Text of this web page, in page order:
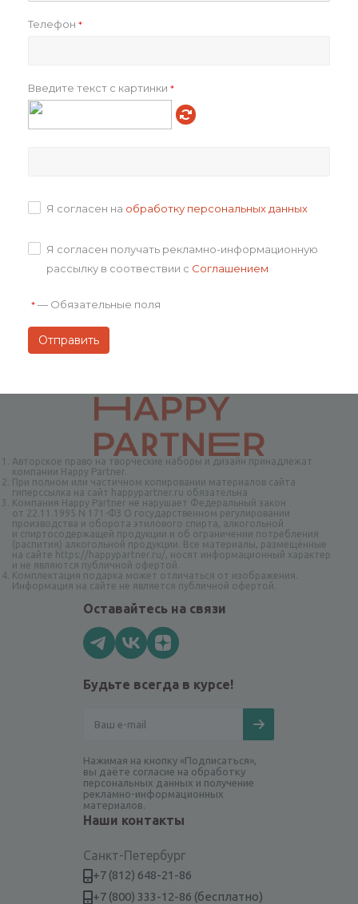
Объем в упаковке, см3
Как купить
Отзывы
Авторское право на творческие наборы и дизайн принадлежат
компании Happy Partner.
При полном или частичном копировании материалов сайта
гиперссылка на сайт happypartner.ru обязательна
Компания Happy Partner не нарушает Федеральный закон
от 22.11.1995 N 171-ФЗ О государственном регулировании
производства и оборота этилового спирта, алкогольной
и спиртосодержащей продукции и об ограничении потребления
(распития) алкогольной продукции. Все материалы, размещённые
на сайте https://happypartner.ru/, носят информационный характер
и не являются публичной офертой.
Комплектация подарка может отличаться от изображения.
Информация на сайте не является публичной офертой.
Оставайтесь на связи
Будьте всегда в курсе!
Нажимая на кнопку «Подписаться»,
вы даёте согласие на обработку
персональных данных и получение
рекламно-информационных
материалов.
Наши контакты
Санкт-Петербург
+7 (812) 648-21-86
+7 (800) 333-12-86 (бесплатно)
Телефон *
Введите текст с картинки *
Я согласен на обработку персональных данных
Я согласен получать рекламно-информационную
рассылку в соотвествии с Соглашением
* — Обязательные поля